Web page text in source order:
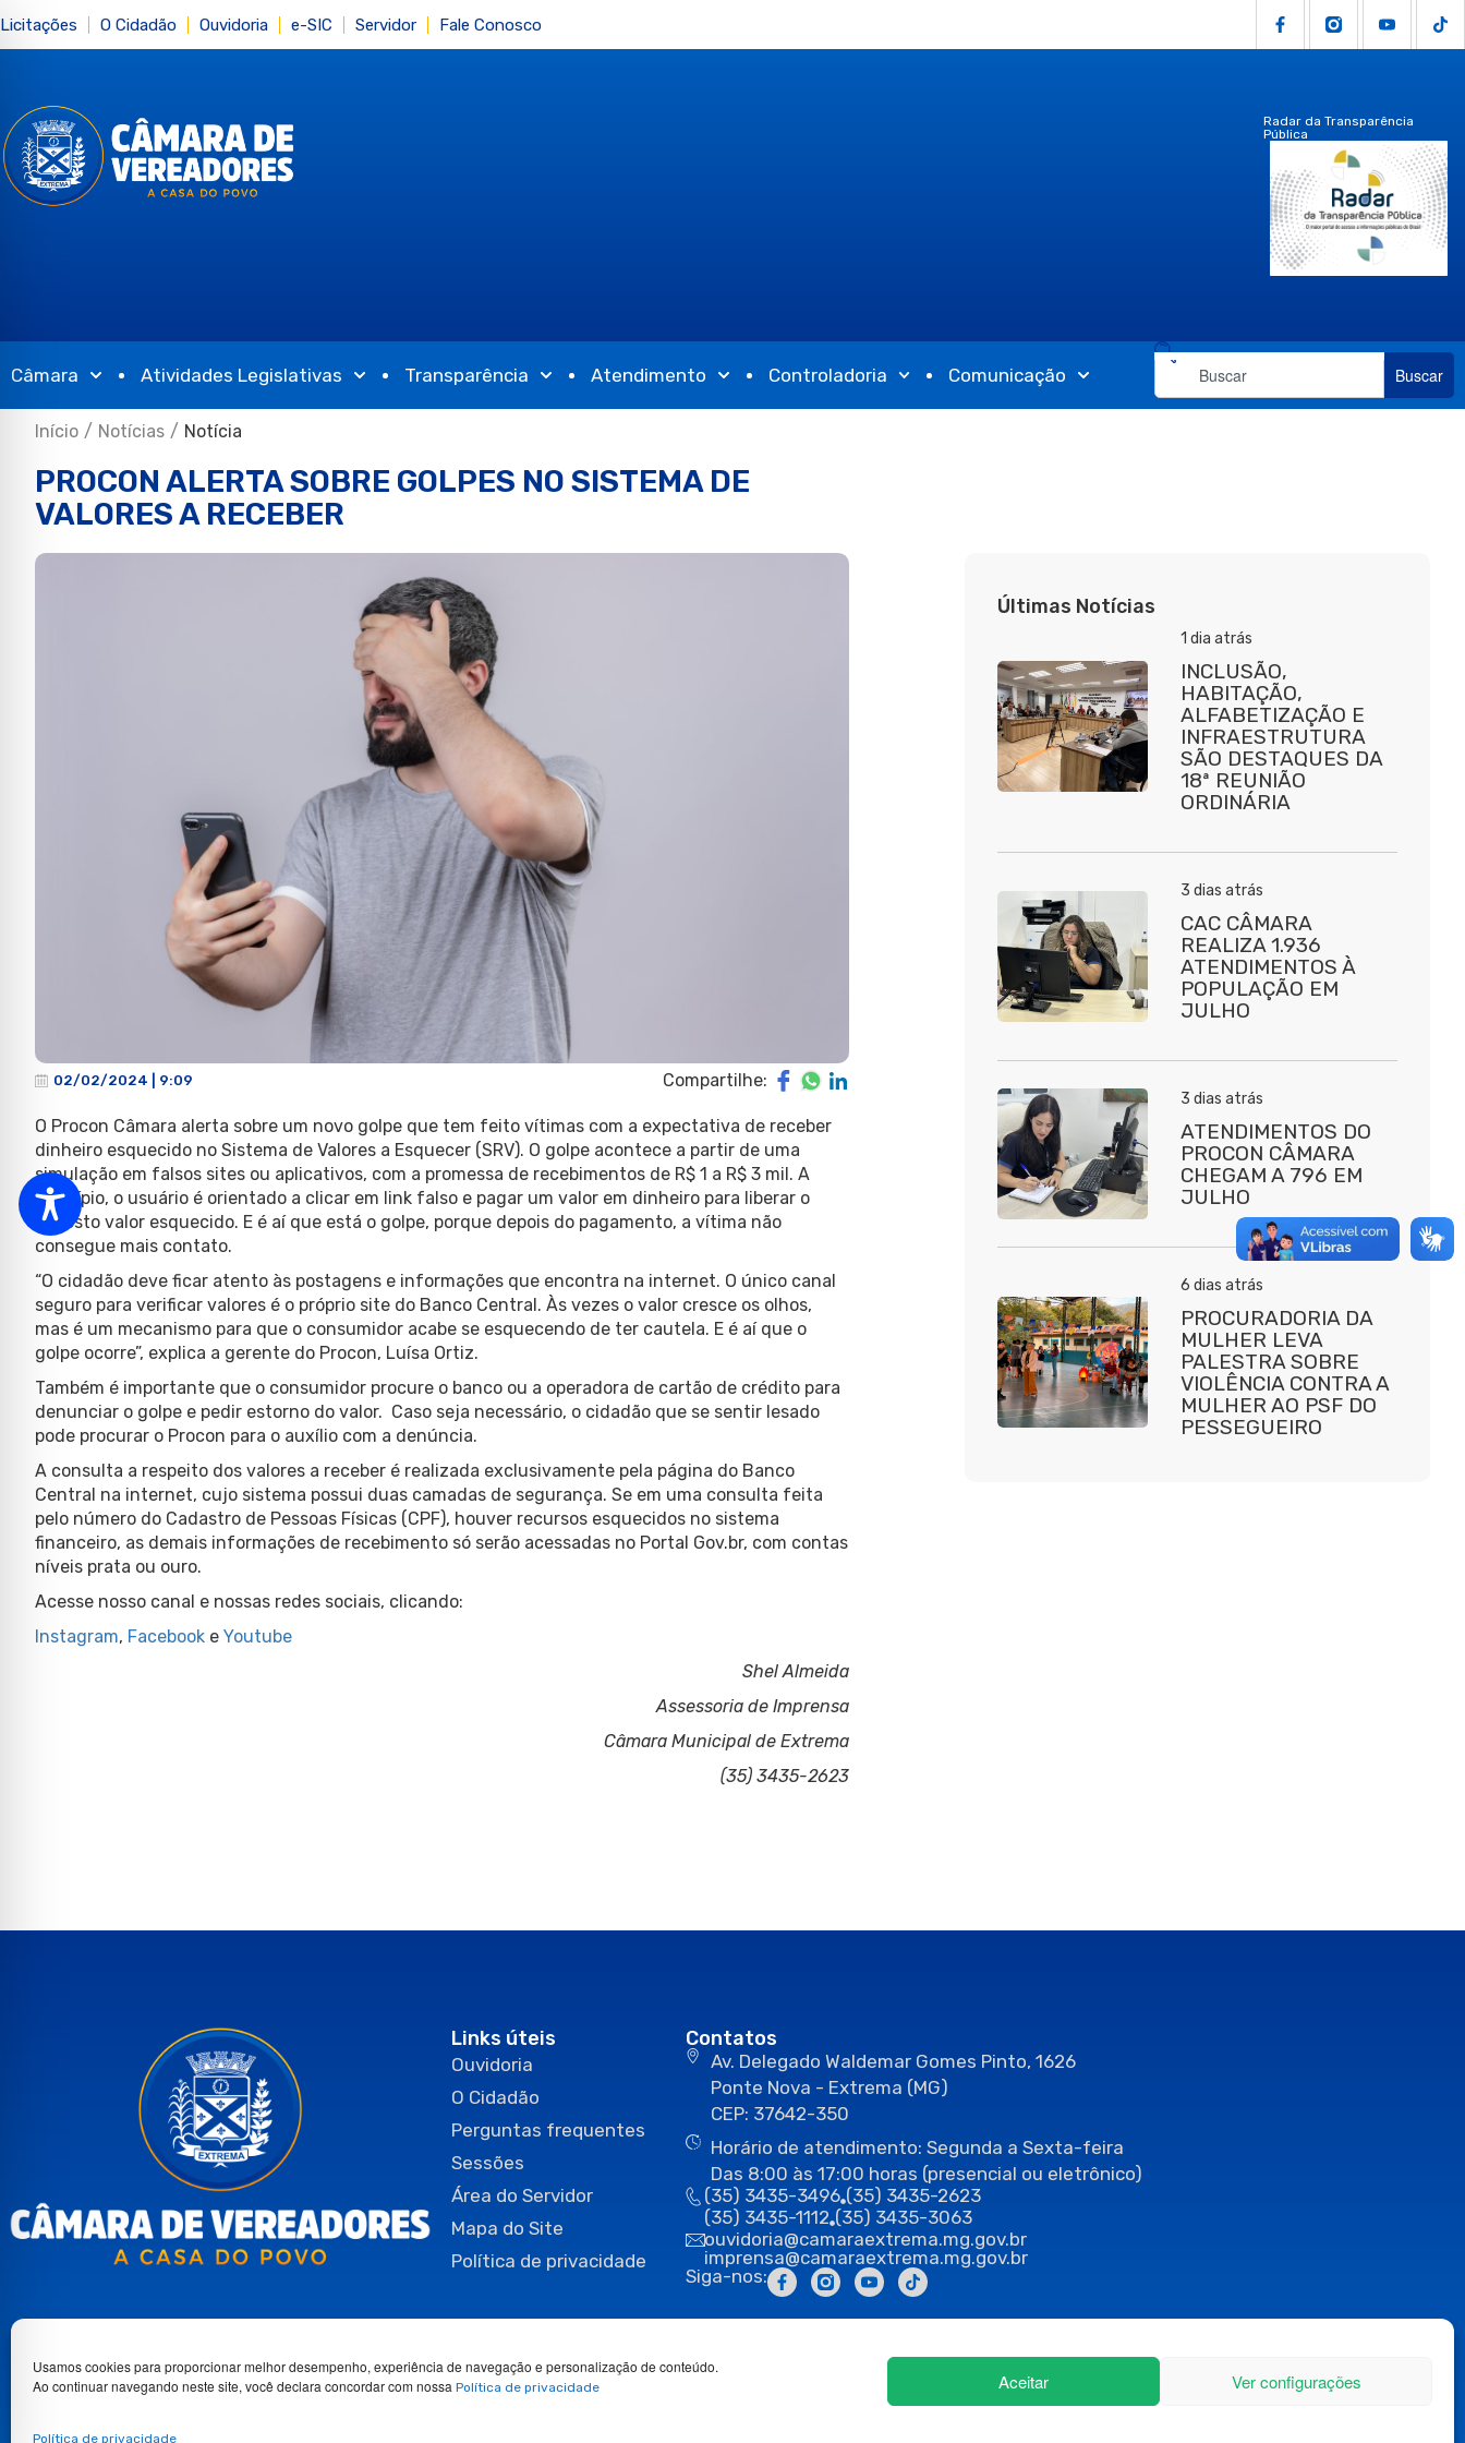
Usamos cookies para proporcionar melhor desempenho, experiência de navegação e personalização de conteúdo.
Ao continuar navegando neste site, você declara concordar com nossa Política de privacidade Aceitar Ver configurações
Política de privacidade
Licitações O Cidadão Ouvidoria e-SIC Servidor Fale Conosco
Radar da Transparência
Pública
Câmara Atividades Legislativas Transparência Atendimento Controladoria Comunicação Buscar
Início / Notícias / Notícia
PROCON ALERTA SOBRE GOLPES NO SISTEMA DE
VALORES A RECEBER
02/02/2024 | 9:09 Compartilhe:
O Procon Câmara alerta sobre um novo golpe que tem feito vítimas com a expectativa de receber
dinheiro esquecido no Sistema de Valores a Esquecer (SRV). O golpe acontece a partir de uma
simulação em falsos sites ou aplicativos, com a promessa de recebimentos de R$ 1 a R$ 3 mil. A
princípio, o usuário é orientado a clicar em link falso e pagar um valor em dinheiro para liberar o
suposto valor esquecido. E é aí que está o golpe, porque depois do pagamento, a vítima não
consegue mais contato.
“O cidadão deve ficar atento às postagens e informações que encontra na internet. O único canal
seguro para verificar valores é o próprio site do Banco Central. Às vezes o valor cresce os olhos,
mas é um mecanismo para que o consumidor acabe se esquecendo de ter cautela. E é aí que o
golpe ocorre”, explica a gerente do Procon, Luísa Ortiz.
Também é importante que o consumidor procure o banco ou a operadora de cartão de crédito para
denunciar o golpe e pedir estorno do valor. Caso seja necessário, o cidadão que se sentir lesado
pode procurar o Procon para o auxílio com a denúncia.
A consulta a respeito dos valores a receber é realizada exclusivamente pela página do Banco
Central na internet, cujo sistema possui duas camadas de segurança. Se em uma consulta feita
pelo número do Cadastro de Pessoas Físicas (CPF), houver recursos esquecidos no sistema
financeiro, as demais informações de recebimento só serão acessadas no Portal Gov.br, com contas
níveis prata ou ouro.
Acesse nosso canal e nossas redes sociais, clicando:
Instagram, Facebook e Youtube
Shel Almeida
Assessoria de Imprensa
Câmara Municipal de Extrema
(35) 3435-2623
Últimas Notícias
1 dia atrás
INCLUSÃO,
HABITAÇÃO,
ALFABETIZAÇÃO E
INFRAESTRUTURA
SÃO DESTAQUES DA
18ª REUNIÃO
ORDINÁRIA
3 dias atrás
CAC CÂMARA
REALIZA 1.936
ATENDIMENTOS À
POPULAÇÃO EM
JULHO
3 dias atrás
ATENDIMENTOS DO
PROCON CÂMARA
CHEGAM A 796 EM
JULHO
6 dias atrás
PROCURADORIA DA
MULHER LEVA
PALESTRA SOBRE
VIOLÊNCIA CONTRA A
MULHER AO PSF DO
PESSEGUEIRO
Links úteis
Ouvidoria
O Cidadão
Perguntas frequentes
Sessões
Área do Servidor
Mapa do Site
Política de privacidade
Contatos
Av. Delegado Waldemar Gomes Pinto, 1626
Ponte Nova - Extrema (MG)
CEP: 37642-350
Horário de atendimento: Segunda a Sexta-feira
Das 8:00 às 17:00 horas (presencial ou eletrônico)
(35) 3435-3496 (35) 3435-2623
(35) 3435-1112 (35) 3435-3063
ouvidoria@camaraextrema.mg.gov.br
imprensa@camaraextrema.mg.gov.br
Siga-nos:
Copyright 2026© Todos os direitos reservados.